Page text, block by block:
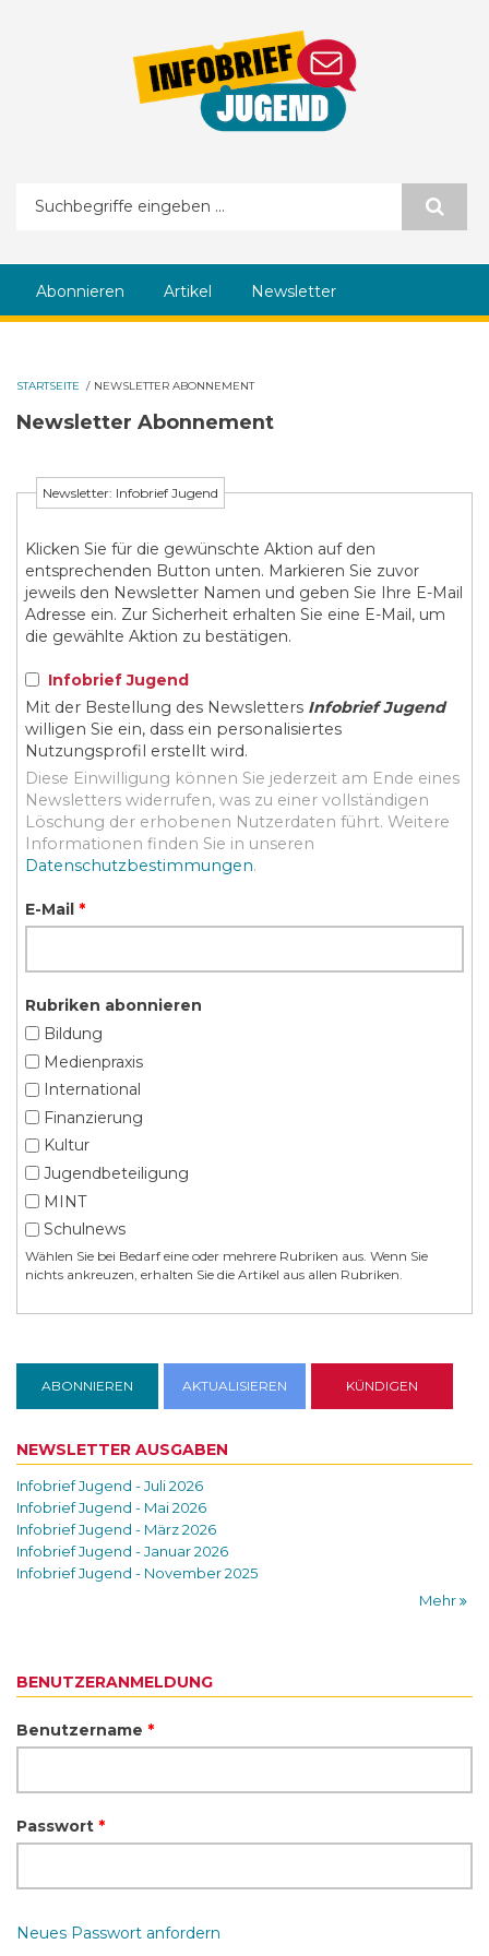
Suchformular
Abonnieren Artikel Newsletter
STARTSEITE / NEWSLETTER ABONNEMENT
Newsletter Abonnement
Newsletter: Infobrief Jugend
Klicken Sie für die gewünschte Aktion auf den
entsprechenden Button unten. Markieren Sie zuvor
jeweils den Newsletter Namen und geben Sie Ihre E-Mail
Adresse ein. Zur Sicherheit erhalten Sie eine E-Mail, um
die gewählte Aktion zu bestätigen.
Infobrief Jugend
Mit der Bestellung des Newsletters Infobrief Jugend
willigen Sie ein, dass ein personalisiertes
Nutzungsprofil erstellt wird.
Diese Einwilligung können Sie jederzeit am Ende eines
Newsletters widerrufen, was zu einer vollständigen
Löschung der erhobenen Nutzerdaten führt. Weitere
Informationen finden Sie in unseren
Datenschutzbestimmungen.
E-Mail *
Rubriken abonnieren
Bildung
Medienpraxis
International
Finanzierung
Kultur
Jugendbeteiligung
MINT
Schulnews
Wählen Sie bei Bedarf eine oder mehrere Rubriken aus. Wenn Sie
nichts ankreuzen, erhalten Sie die Artikel aus allen Rubriken.
NEWSLETTER AUSGABEN
Infobrief Jugend - Juli 2026
Infobrief Jugend - Mai 2026
Infobrief Jugend - März 2026
Infobrief Jugend - Januar 2026
Infobrief Jugend - November 2025
Mehr
BENUTZERANMELDUNG
Benutzername *
Passwort *
Neues Passwort anfordern